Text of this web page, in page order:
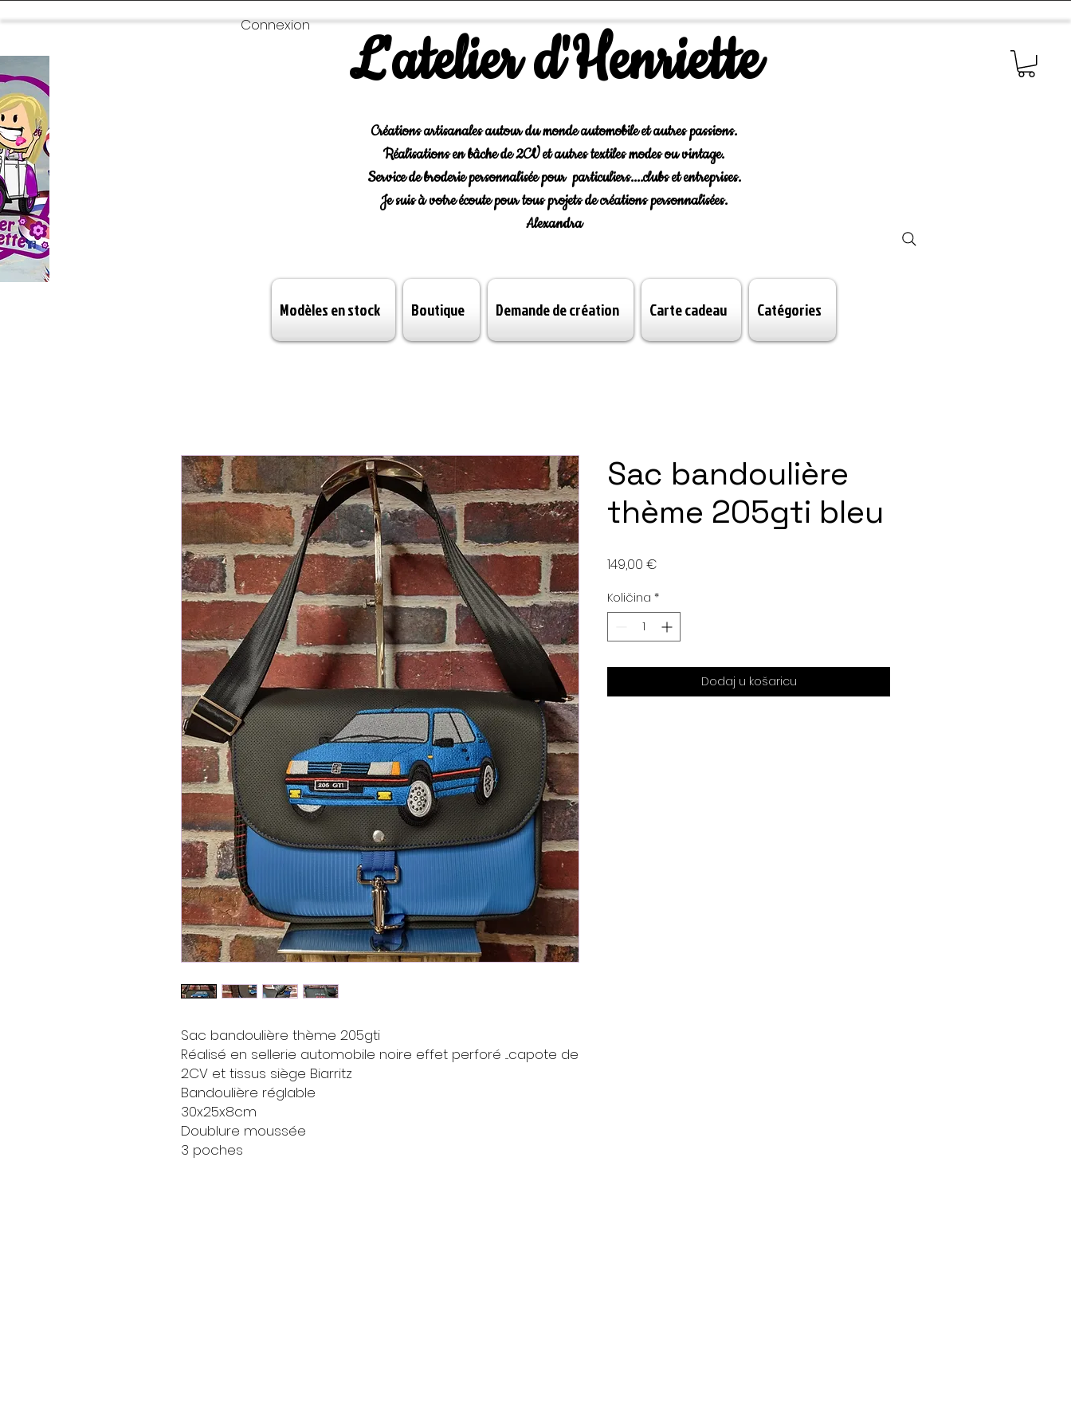
L'atelier d'Henriette
Connexion
Créations artisanales autour du monde automobile et autres passions.
Réalisations en bâche de 2CV et autres textiles modes ou vintage.
Service de broderie personnalisée pour particuliers....clubs et entreprises.
Je suis à votre écoute pour tous projets de créations personnalisées.
Alexandra
Modèles en stock Boutique Demande de création Carte cadeau Catégories
Sac bandoulière thème 205gti
Réalisé en sellerie automobile noire effet perforé ....capote de
2CV et tissus siège Biarritz
Bandoulière réglable
30x25x8cm
Doublure moussée
3 poches
Sac bandoulière
thème 205gti bleu
149,00 €
Količina *
Dodaj u košaricu